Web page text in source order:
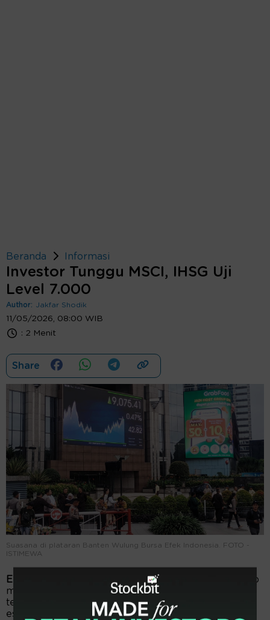
Beranda Informasi
Investor Tunggu MSCI, IHSG Uji
Level 7.000
Author: Jakfar Shodik
11/05/2026, 08:00 WIB
: 2 Menit
Share
Suasana di plataran Banten Wulung Bursa Efek Indonesia. FOTO -
ISTIMEWA
EmitenNews.com -
Indeks utama Wall Street ditutup
menguat akhir pekan lalu. Kenaikan itu, dipicu data
tenaga kerja Amerika Serikat (AS) lebih baik dari
estimasi. Data nonfarm payrolls menunjukkan